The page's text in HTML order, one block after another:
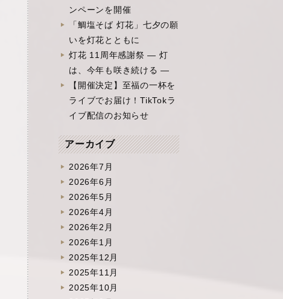
ンペーンを開催
「鯛塩そば 灯花」七夕の願
いを灯花とともに
灯花 11周年感謝祭 ― 灯
は、今年も咲き続ける ―
【開催決定】至福の一杯を
ライブでお届け！TikTokラ
イブ配信のお知らせ
アーカイブ
2026年7月
2026年6月
2026年5月
2026年4月
2026年2月
2026年1月
2025年12月
2025年11月
2025年10月